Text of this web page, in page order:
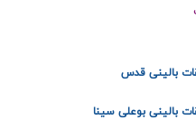
بالینی قدس
بالینی بوعلی سینا